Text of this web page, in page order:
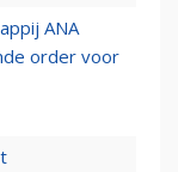
ANA
order voor